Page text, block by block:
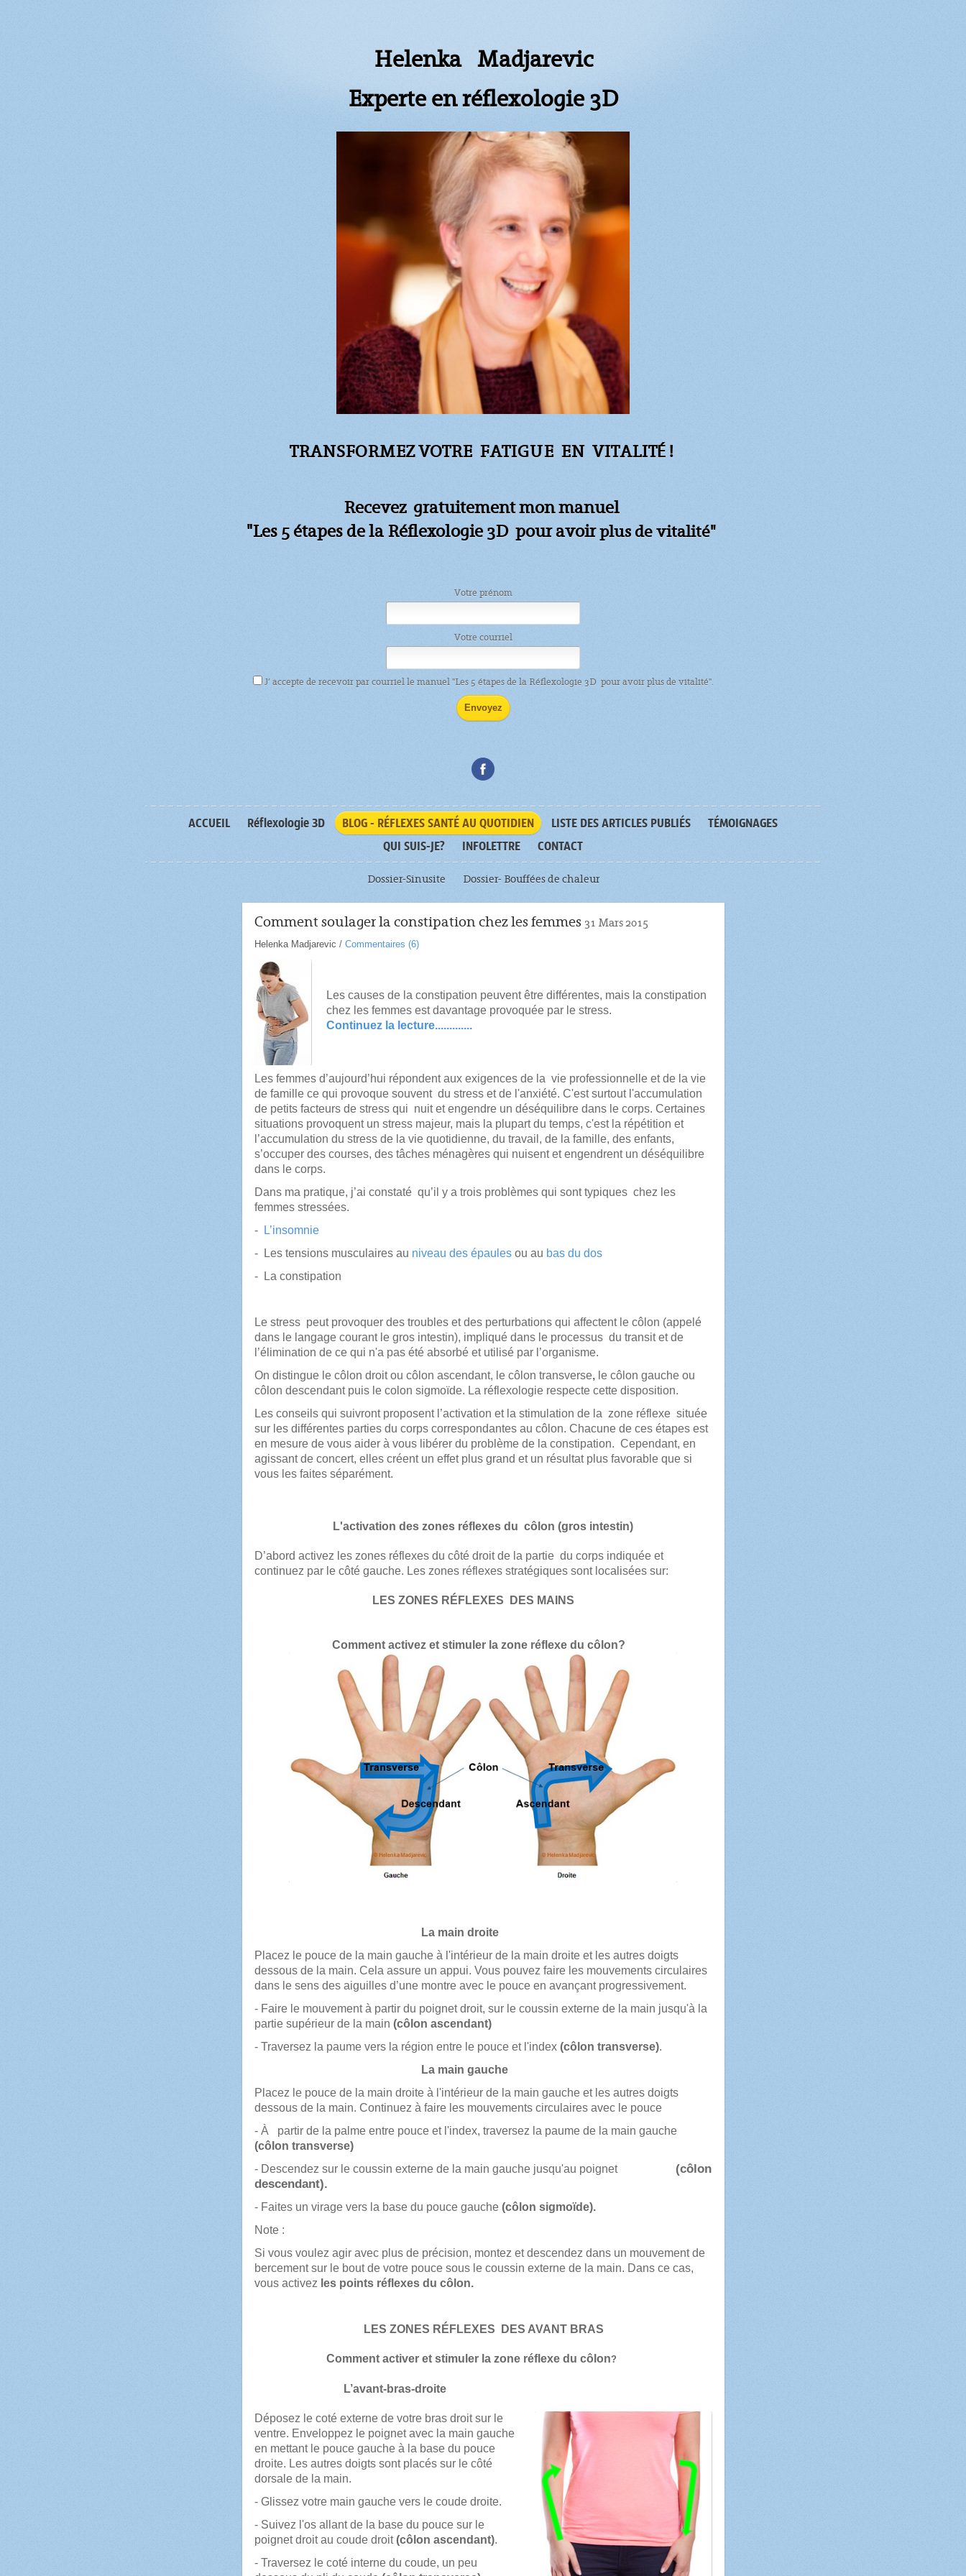
Helenka Madjarevic
Experte en réflexologie 3D
TRANSFORMEZ VOTRE FATIGUE EN VITALITÉ !
Recevez gratuitement mon manuel
"Les 5 étapes de la Réflexologie 3D pour avoirplus de vitalité"
Votre prénom
Votre courriel
J’ accepte de recevoir par courriel le manuel "Les 5 étapes de la Réflexologie 3D pour avoir plus de vitalité".
ACCUEIL Réflexologie 3D BLOG - RÉFLEXES SANTÉ AU QUOTIDIEN LISTE DES ARTICLES PUBLIÉS
TÉMOIGNAGES
QUI SUIS-JE?
INFOLETTRE CONTACT
Dossier-Sinusite Dossier- Bouffées de chaleur
Comment soulager la constipation chez les femmes 31 Mars 2015
Helenka Madjarevic / Commentaires (6)
Les causes de la constipation peuvent être différentes, mais la constipation
chez les femmes est davantage provoquée par le stress.
Continuez la lecture.............
Les femmes d’aujourd’hui répondent aux exigences de la vie professionnelle et de la vie
de famille ce qui provoque souvent du stress et de l'anxiété. C'est surtout l'accumulation
de petits facteurs de stress qui nuit et engendre un déséquilibre dans le corps. Certaines
situations provoquent un stress majeur, mais la plupart du temps, c'est la répétition et
l’accumulation du stress de la vie quotidienne, du travail, de la famille, des enfants,
s’occuper des courses, des tâches ménagères qui nuisent et engendrent un déséquilibre
dans le corps.
Dans ma pratique, j’ai constaté qu’il y a trois problèmes qui sont typiques chez les
femmes stressées.
-
L’insomnie
- Les tensions musculaires au niveau des épaulesou au bas du dos
- La constipation
Le stress peut provoquer des troubles et des perturbations qui affectent le côlon (appelé
dans le langage courant le gros intestin), impliqué dans le processus du transit et de
l’élimination de ce qui n'a pas été absorbé et utilisé par l’organisme.
On distingue le côlon droit ou côlon ascendant, le côlon transverse,le côlon gauche ou
côlon descendant puis le colon sigmoïde. La réflexologie respecte cette disposition.
Les conseils qui suivront proposent l’activation et la stimulation de la zone réflexe située
sur les différentes parties du corps correspondantes au côlon. Chacune de ces étapes est
en mesure de vous aider à vous libérer du problème de la constipation. Cependant, en
agissant de concert, elles créent un effet plus grand et un résultat plus favorable que si
vous les faites séparément.
L'activation des zones réflexes du côlon (gros intestin)
D’abord activez les zones réflexes du côté droit de la partie du corps indiquée et
continuez par le côté gauche. Les zones réflexes stratégiques sont localisées sur:
LES ZONES RÉFLEXES DES MAINS
Comment activez et stimuler la zone réflexe du côlon?
La main droite
Placez le pouce de la main gauche à l'intérieur de la main droite et les autres doigts
dessous de la main. Cela assure un appui. Vous pouvez faire les mouvements circulaires
dans le sens des aiguilles d’une montre avec le pouce en avançant progressivement.
- Faire le mouvement à partir du poignet droit, sur le coussin externe de la main jusqu'à la
partie supérieur de la main (côlon ascendant)
- Traversez la paume vers la région entre le pouce et l'index (côlon transverse).
La main gauche
Placez le pouce de la main droite à l'intérieur de la main gauche et les autres doigts
dessous de la main. Continuez à faire les mouvements circulaires avec le pouce
- À partir de la palme entre pouce et l'index, traversez la paume de la main gauche
(côlon transverse)
- Descendez sur le coussin externe de la main gauche jusqu'au poignet
(côlon
descendant).
- Faites un virage vers la base du pouce gauche(côlon sigmoïde).
Note:
Si vous voulez agir avec plus de précision, montez et descendez dans un mouvement de
bercement sur le bout de votre pouce sous le coussin externe de la main. Dans ce cas,
vous activez les points réflexes du côlon.
LES ZONES RÉFLEXES DES AVANT BRAS
Comment activer et stimuler la zone réflexe du côlon?
L’avant-bras-droite
Déposez le coté externe de votre bras droit sur le
ventre. Enveloppez le poignet avec la main gauche
en mettant le pouce gauche à la base du pouce
droite. Les autres doigts sont placés sur le côté
dorsale de la main.
- Glissez votre main gauche vers le coude droite.
- Suivez l'os allant de la base du pouce sur le
poignet droit au coude droit(côlon ascendant).
- Traversez le coté interne du coude, un peu